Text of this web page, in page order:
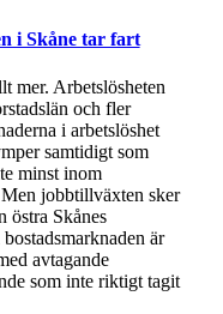
i Skåne tar fart
mer. Arbetslösheten
och fler
i arbetslöshet
samtidigt som
minst inom
jobbtillväxten sker
östra Skånes
är
avtagande
som inte riktigt tagit